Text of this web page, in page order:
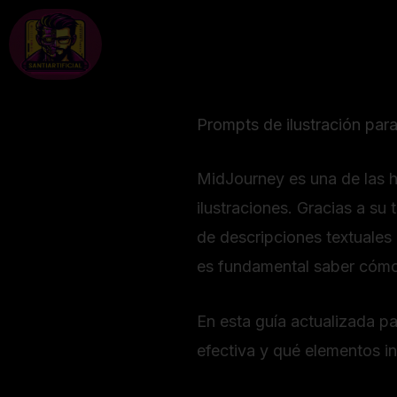
contenido
Prompts de ilustración
MidJourney es una de las
ilustraciones. Gracias a
de descripciones
es fundamental saber
En esta guía actualizada
efectiva y qué elementos